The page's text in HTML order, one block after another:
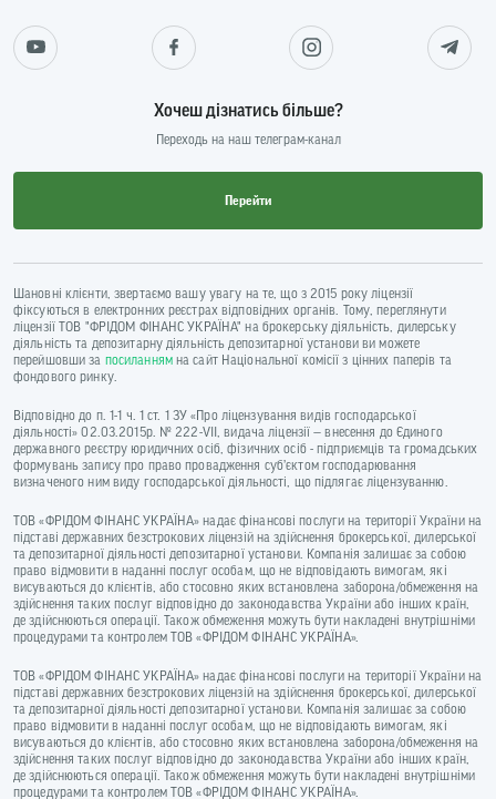
Хочеш дізнатись більше?
Переходь на наш телеграм-канал
Перейти
Шановні клієнти, звертаємо вашу увагу на те, що з 2015 року ліцензії
фіксуються в електронних реєстрах відповідних органів. Тому, переглянути
ліцензії ТОВ "ФРІДОМ ФІНАНС УКРАЇНА" на брокерську діяльність, дилерську
діяльність та депозитарну діяльність депозитарної установи ви можете
перейшовши за посиланнямна сайт Національної комісії з цінних паперів та
фондового ринку.
Відповідно до п. 1-1 ч. 1 ст. 1 ЗУ «Про ліцензування видів господарської
діяльності» 02.03.2015р. № 222-VII, видача ліцензії — внесення до Єдиного
державного реєстру юридичних осіб, фізичних осіб - підприємців та громадських
формувань запису про право провадження суб’єктом господарювання
визначеного ним виду господарської діяльності, що підлягає ліцензуванню.
ТОВ «ФРІДОМ ФІНАНС УКРАЇНА» надає фінансові послуги на території України на
підставі державних безстрокових ліцензій на здійснення брокерської, дилерської
та депозитарної діяльності депозитарної установи. Компанія залишає за собою
право відмовити в наданні послуг особам, що не відповідають вимогам, які
висуваються до клієнтів, або стосовно яких встановлена заборона/обмеження на
здійснення таких послуг відповідно до законодавства України або інших країн,
де здійснюються операції. Також обмеження можуть бути накладені внутрішніми
процедурами та контролем ТОВ «ФРІДОМ ФІНАНС УКРАЇНА».
ТОВ «ФРІДОМ ФІНАНС УКРАЇНА» надає фінансові послуги на території України на
підставі державних безстрокових ліцензій на здійснення брокерської, дилерської
та депозитарної діяльності депозитарної установи. Компанія залишає за собою
право відмовити в наданні послуг особам, що не відповідають вимогам, які
висуваються до клієнтів, або стосовно яких встановлена заборона/обмеження на
здійснення таких послуг відповідно до законодавства України або інших країн,
де здійснюються операції. Також обмеження можуть бути накладені внутрішніми
процедурами та контролем ТОВ «ФРІДОМ ФІНАНС УКРАЇНА».